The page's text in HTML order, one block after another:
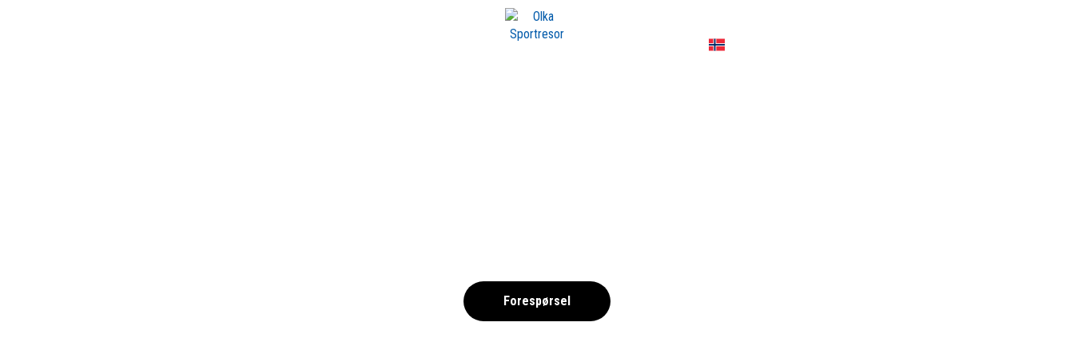
Forespørsel